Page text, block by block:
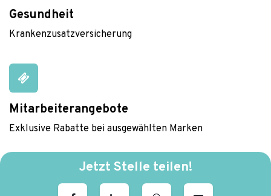
Jetzt Stelle teilen!
Gesundheit
Krankenzusatzversicherung
Mitarbeiterangebote
Exklusive Rabatte bei ausgewählten Marken